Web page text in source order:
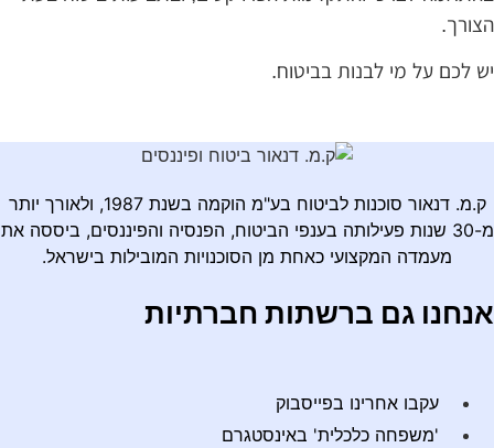
לכם על מי לבנות בביטוח.
ק.מ. דנאור סוכנות לביטוח בע"מ הוקמה בשנת 1987, ולאורך יותר
מ-30 שנות פעילותה בענפי הביטוח, הפנסיה והפיננסים, ביססה את
מעמדה המקצועי כאחת מן הסוכנויות המובילות בישראל.
גם ברשתות חברתיות
עקבו אחרינו בפייסבוק
'משפחה כלכלית' באינסטגרם